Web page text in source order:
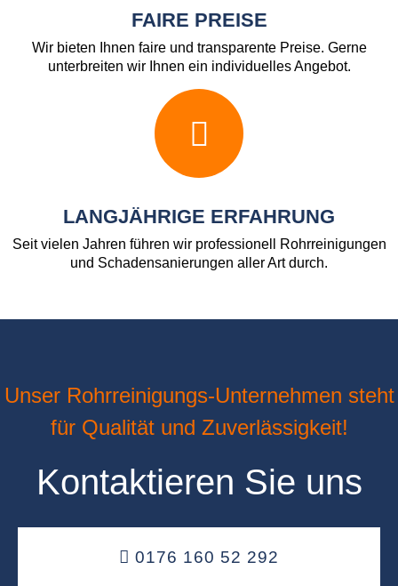
FAIRE PREISE
Wir bieten Ihnen faire und transparente Preise. Gerne
unterbreiten wir Ihnen ein individuelles Angebot.
LANGJÄHRIGE ERFAHRUNG
Seit vielen Jahren führen wir professionell Rohrreinigungen
und Schadensanierungen aller Art durch.
Unser Rohrreinigungs-Unternehmen steht
für Qualität und Zuverlässigkeit!
Kontaktieren Sie uns
0176 160 52 292